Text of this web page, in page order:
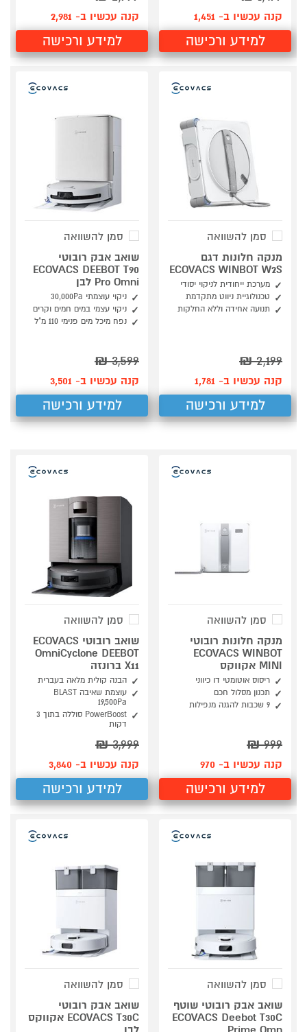
קנה עכשיו ב- 1,451
למידע ורכישה
קנה עכשיו ב- 2,981
למידע ורכישה
סמן להשוואה
מנקה חלונות דגם
ECOVACS WINBOT W2S
מערכת ייחודית לניקוי יסודי
טכנולוגיית ניווט מתקדמת
תנועה אחידה וללא החלקות
2,199
₪
קנה עכשיו ב- 1,781
למידע ורכישה
סמן להשוואה
שואב אבק רובוטי
ECOVACS DEEBOT T90
Pro Omni לבן
ניקוי עוצמתי 30,000Pa
ניקוי עצמי במים חמים וקרים
נפח מיכל מים פנימי 110 מ"ל
3,599
₪
קנה עכשיו ב- 3,501
למידע ורכישה
סמן להשוואה
מנקה חלונות רובוטי
ECOVACS WINBOT
MINI אקווקס
ריסוס אוטומטי דו כיווני
תכנון מסלול חכם
9 שכבות להגנה מנפילות
999
₪
קנה עכשיו ב- 970
למידע ורכישה
סמן להשוואה
שואב רובוטי ECOVACS
OmniCyclone DEEBOT
X11 ברונזה
הבנה קולית מלאה בעברית
עוצמת שאיבה BLAST
‎19,500Pa
PowerBoost סוללה בתוך 3
דקות
3,999
₪
קנה עכשיו ב- 3,840
למידע ורכישה
סמן להשוואה
שואב אבק רובוטי שוטף
ECOVACS Deebot T30C
סמן להשוואה
שואב אבק רובוטי
ECOVACS T30C אקווקס